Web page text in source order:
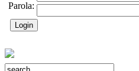
Parola: